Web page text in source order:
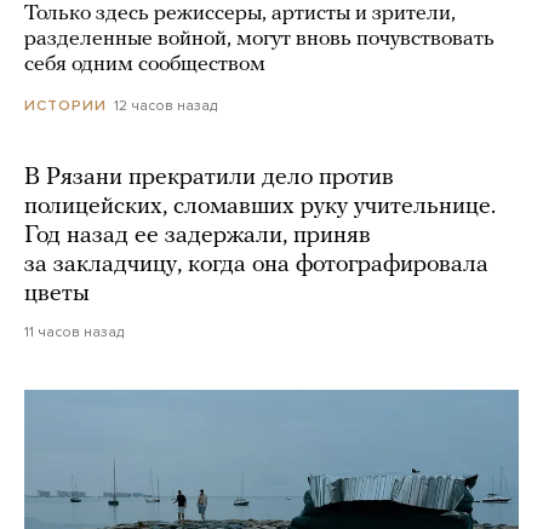
Только здесь режиссеры, артисты и зрители,
разделенные войной, могут вновь почувствовать
себя одним сообществом
ИСТОРИИ 12 часов назад
В Рязани прекратили дело против
полицейских, сломавших руку учительнице.
Год назад ее задержали, приняв
за закладчицу, когда она фотографировала
цветы
11 часов назад